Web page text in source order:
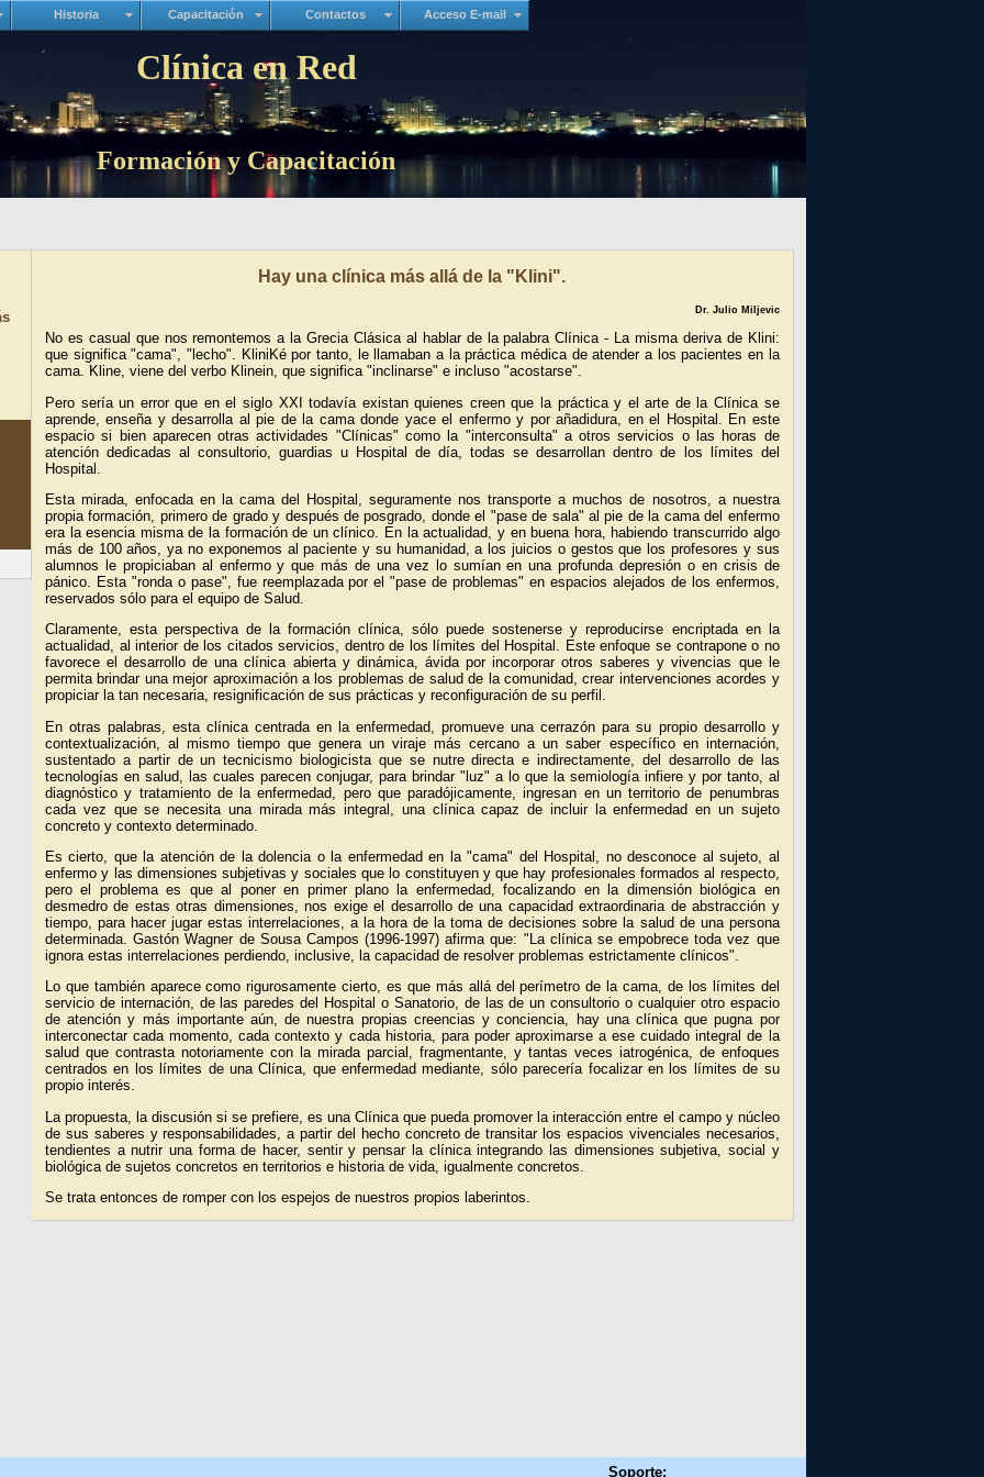
Historia Capacitación Contactos Acceso E-mail
Clínica en Red
Formación y Capacitación
Hay una clínica más allá de la "Klini".
Dr. Julio Miljevic
No es casual que nos remontemos a la Grecia Clásica al hablar de la palabra Clínica - La misma deriva de Klini:
que significa "cama", "lecho". KliniKé por tanto, le llamaban a la práctica médica de atender a los pacientes en la
cama. Kline, viene del verbo Klinein, que significa "inclinarse" e incluso "acostarse".
Pero sería un error que en el siglo XXI todavía existan quienes creen que la práctica y el arte de la Clínica se
aprende, enseña y desarrolla al pie de la cama donde yace el enfermo y por añadidura, en el Hospital. En este
espacio si bien aparecen otras actividades "Clínicas" como la "interconsulta" a otros servicios o las horas de
atención dedicadas al consultorio, guardias u Hospital de día, todas se desarrollan dentro de los límites del
Hospital.
Esta mirada, enfocada en la cama del Hospital, seguramente nos transporte a muchos de nosotros, a nuestra
propia formación, primero de grado y después de posgrado, donde el "pase de sala" al pie de la cama del enfermo
era la esencia misma de la formación de un clínico. En la actualidad, y en buena hora, habiendo transcurrido algo
más de 100 años, ya no exponemos al paciente y su humanidad, a los juicios o gestos que los profesores y sus
alumnos le propiciaban al enfermo y que más de una vez lo sumían en una profunda depresión o en crisis de
pánico. Esta "ronda o pase", fue reemplazada por el "pase de problemas" en espacios alejados de los enfermos,
reservados sólo para el equipo de Salud.
Claramente, esta perspectiva de la formación clínica, sólo puede sostenerse y reproducirse encriptada en la
actualidad, al interior de los citados servicios, dentro de los límites del Hospital. Este enfoque se contrapone o no
favorece el desarrollo de una clínica abierta y dinámica, ávida por incorporar otros saberes y vivencias que le
permita brindar una mejor aproximación a los problemas de salud de la comunidad, crear intervenciones acordes y
propiciar la tan necesaria, resignificación de sus prácticas y reconfiguración de su perfil.
En otras palabras, esta clínica centrada en la enfermedad, promueve una cerrazón para su propio desarrollo y
contextualización, al mismo tiempo que genera un viraje más cercano a un saber específico en internación,
sustentado a partir de un tecnicismo biologicista que se nutre directa e indirectamente, del desarrollo de las
tecnologías en salud, las cuales parecen conjugar, para brindar "luz" a lo que la semiología infiere y por tanto, al
diagnóstico y tratamiento de la enfermedad, pero que paradójicamente, ingresan en un territorio de penumbras
cada vez que se necesita una mirada más integral, una clínica capaz de incluir la enfermedad en un sujeto
concreto y contexto determinado.
Es cierto, que la atención de la dolencia o la enfermedad en la "cama" del Hospital, no desconoce al sujeto, al
enfermo y las dimensiones subjetivas y sociales que lo constituyen y que hay profesionales formados al respecto,
pero el problema es que al poner en primer plano la enfermedad, focalizando en la dimensión biológica en
desmedro de estas otras dimensiones, nos exige el desarrollo de una capacidad extraordinaria de abstracción y
tiempo, para hacer jugar estas interrelaciones, a la hora de la toma de decisiones sobre la salud de una persona
determinada. Gastón Wagner de Sousa Campos (1996-1997) afirma que: "La clínica se empobrece toda vez que
ignora estas interrelaciones perdiendo, inclusive, la capacidad de resolver problemas estrictamente clínicos".
Lo que también aparece como rigurosamente cierto, es que más allá del perímetro de la cama, de los límites del
servicio de internación, de las paredes del Hospital o Sanatorio, de las de un consultorio o cualquier otro espacio
de atención y más importante aún, de nuestra propias creencias y conciencia, hay una clínica que pugna por
interconectar cada momento, cada contexto y cada historia, para poder aproximarse a ese cuidado integral de la
salud que contrasta notoriamente con la mirada parcial, fragmentante, y tantas veces iatrogénica, de enfoques
centrados en los límites de una Clínica, que enfermedad mediante, sólo parecería focalizar en los límites de su
propio interés.
La propuesta, la discusión si se prefiere, es una Clínica que pueda promover la interacción entre el campo y núcleo
de sus saberes y responsabilidades, a partir del hecho concreto de transitar los espacios vivenciales necesarios,
tendientes a nutrir una forma de hacer, sentir y pensar la clínica integrando las dimensiones subjetiva, social y
biológica de sujetos concretos en territorios e historia de vida, igualmente concretos.
Se trata entonces de romper con los espejos de nuestros propios laberintos.
Soporte: